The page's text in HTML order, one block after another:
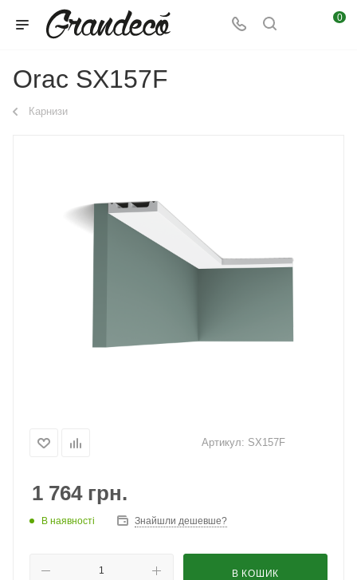
0
Orac SX157F
Карнизи
Артикул: SX157F
1 764грн.
В наявності Знайшли дешевше?
В КОШИК